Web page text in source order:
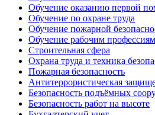
Обучение оказанию первой
Обучение по охране труда
Обучение пожарной
Обучение рабочим профессиям
Строительная сфера
Охрана труда и техника
Пожарная безопасность
Антитеррористическая
Безопасность подъёмных
Безопасность работ на высоте